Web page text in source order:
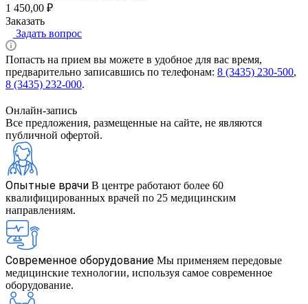
1 450,00 ₽
Заказать
Задать вопрос
Попасть на прием вы можете в удобное для вас время,
предварительно записавшись по телефонам: 8 (3435) 230-500,
8 (3435) 232-000.
Онлайн-запись
Все предложения, размещенные на сайте, не являются
публичной офертой.
Опытные врачи В центре работают более 60
квалифицированных врачей по 25 медицинским
направлениям.
Современное оборудование Мы применяем передовые
медицинские технологии, используя самое современное
оборудование.